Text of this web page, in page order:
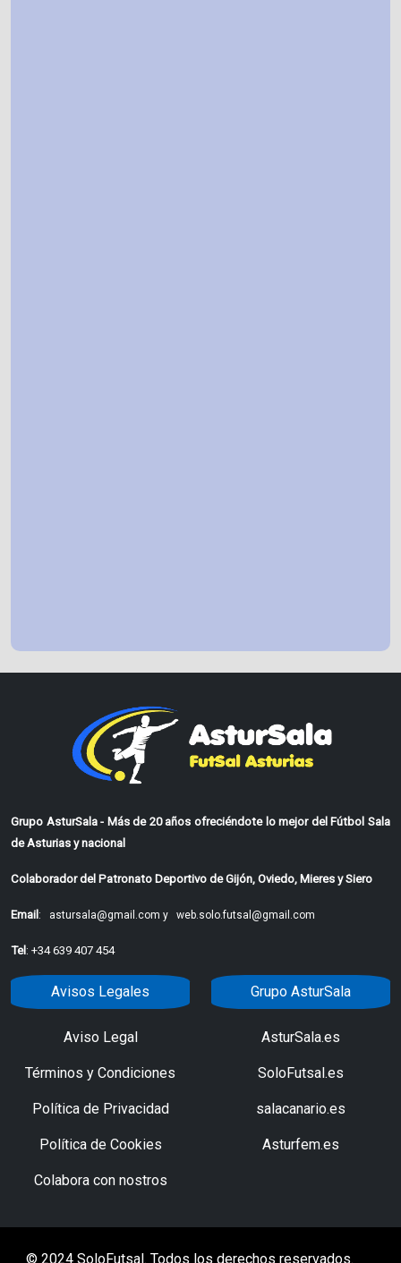
Grupo AsturSala - Más de 20 años ofreciéndote lo mejor del Fútbol Sala
de Asturias y nacional
Colaborador del Patronato Deportivo de Gijón, Oviedo, Mieres y Siero
Email : astursala@gmail.com y web.solo.futsal@gmail.com
Tel : +34 639 407 454
Avisos Legales
Aviso Legal
Términos y Condiciones
Política de Privacidad
Política de Cookies
Colabora con nostros
Grupo AsturSala
AsturSala.es
SoloFutsal.es
salacanario.es
Asturfem.es
© 2024 SoloFutsal. Todos los derechos reservados.